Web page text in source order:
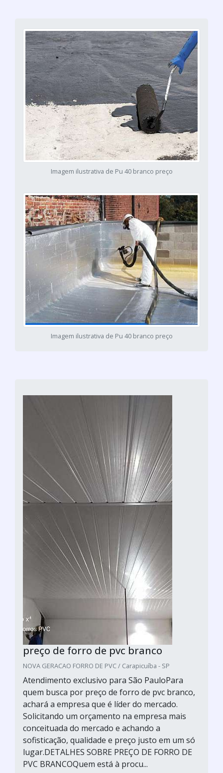
Imagem ilustrativa de Pu 40 branco preço
Imagem ilustrativa de Pu 40 branco preço
preço de forro de pvc branco
NOVA GERACAO FORRO DE PVC / Carapicuíba - SP
Atendimento exclusivo para São PauloPara
quem busca por preço de forro de pvc branco,
achará a empresa que é líder do mercado.
Solicitando um orçamento na empresa mais
conceituada do mercado e achando a
sofisticação, qualidade e preço justo em um só
lugar.DETALHES SOBRE PREÇO DE FORRO DE
PVC BRANCOQuem está à procu...